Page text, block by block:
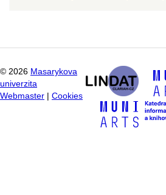
© 2026 Masarykova
univerzita
Webmaster
Cookies